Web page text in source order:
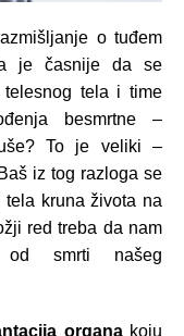
o tuđem
je časnije da se
telesnog tela i time
besmrtne –
To je veliki –
iz tog razloga se
tela kruna života na
red treba da nam
od smrti našeg
organakoju